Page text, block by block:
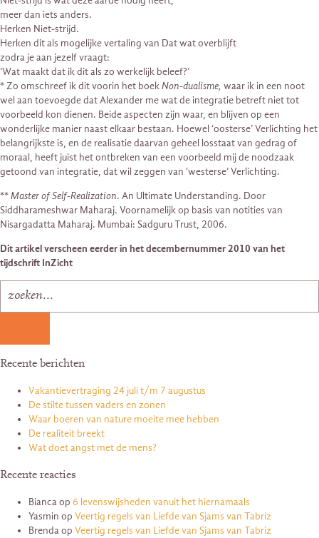
meer dan iets anders.
Herken Niet-strijd.
Herken dit als mogelijke vertaling van Dat wat overblijft
zodra je aan jezelf vraagt:
‘Wat maakt dat ik dit als zo werkelijk beleef?’
* Zo omschreef ik dit voorin het boekNon-dualisme, waar ik in een noot
wel aan toevoegde dat Alexander me wat de integratie betreft niet tot
voorbeeld kon dienen. Beide aspecten zijn waar, en blijven op een
wonderlijke manier naast elkaar bestaan. Hoewel ‘oosterse’ Verlichting het
belangrijkste is, en de realisatie daarvan geheel losstaat van gedrag of
moraal, heeft juist het ontbreken van een voorbeeld mij de noodzaak
getoond van integratie, dat wil zeggen van ‘westerse’ Verlichting.
**Master of Self-Realization. An Ultimate Understanding. Door
Siddharameshwar Maharaj. Voornamelijk op basis van notities van
Nisargadatta Maharaj. Mumbai: Sadguru Trust, 2006.
Dit artikel verscheen eerder in het decembernummer 2010 van het
tijdschrift InZicht
Recente berichten
Vakantievertraging 24 juli t/m 7 augustus
De stilte tussen vaders en zonen
Waar boeren van nature moeite mee hebben
De realiteit breekt
Wat doet angst met de mens?
Recente reacties
Biancaop 6 levenswijsheden vanuit het hiernamaals
Yasmin op Veertig regels van Liefde van Sjams van Tabriz
Brendaop Veertig regels van Liefde van Sjams van Tabriz